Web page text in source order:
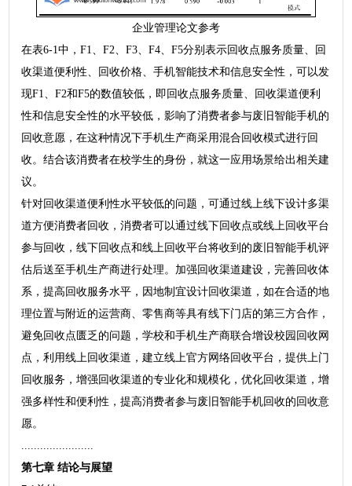
企业管理论文参考
在表6-1中，F1、F2、F3、F4、F5分别表示回收点服务质量、回
收渠道便利性、回收价格、手机智能技术和信息安全性，可以发
现F1、F2和F5的数值较低，即回收点服务质量、回收渠道便利
性和信息安全性的水平较低，影响了消费者参与废旧智能手机的
回收意愿，在这种情况下手机生产商采用混合回收模式进行回
收。结合该消费者在校学生的身份，就这一应用场景给出相关建
议。
针对回收渠道便利性水平较低的问题，可通过线上线下设计多渠
道方便消费者回收，消费者可以通过线下回收点或线上回收平台
参与回收，线下回收点和线上回收平台将收到的废旧智能手机评
估后送至手机生产商进行处理。加强回收渠道建设，完善回收体
系，提高回收服务水平，因地制宜设计回收渠道，如在合适的地
理位置与附近的运营商、零售商等具有线下门店的第三方合作，
避免回收点匮乏的问题，学校和手机生产商联合增设校园回收网
点，利用线上回收渠道，建立线上官方网络回收平台，提供上门
回收服务，增强回收渠道的专业化和规模化，优化回收渠道，增
强多样性和便利性，提高消费者参与废旧智能手机回收的回收意
愿。
第七章 结论与展望